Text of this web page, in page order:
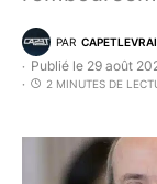
PAR CAPETLEVRAI
Publié le 29 août
2 MINUTES DE